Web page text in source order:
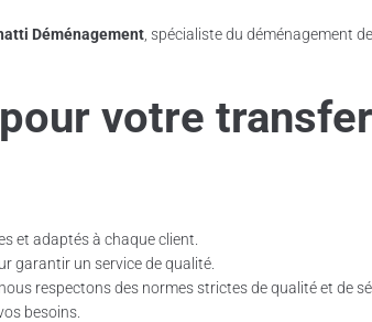
Déménagement , spécialiste du déménagement
votre
et adaptés à chaque client.
garantir un service de qualité.
, nous respectons des normes strictes de qualité et de
besoins.